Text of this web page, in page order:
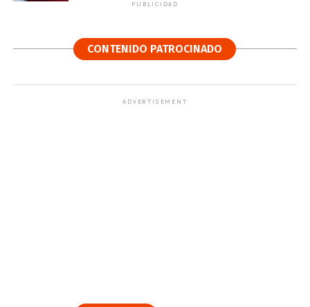
PUBLICIDAD
CONTENIDO PATROCINADO
ADVERTISEMENT